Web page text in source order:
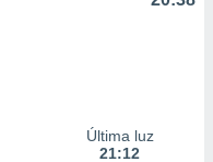
Última luz
21:12